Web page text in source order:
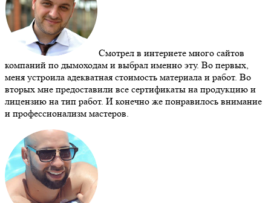
Смотрел в интернете много сайтов
компаний по дымоходам и выбрал именно эту. Во первых,
меня устроила адекватная стоимость материала и работ. Во
вторых мне предоставили все сертификаты на продукцию и
лицензию на тип работ. И конечно же понравилось внимание
и профессионализм мастеров.